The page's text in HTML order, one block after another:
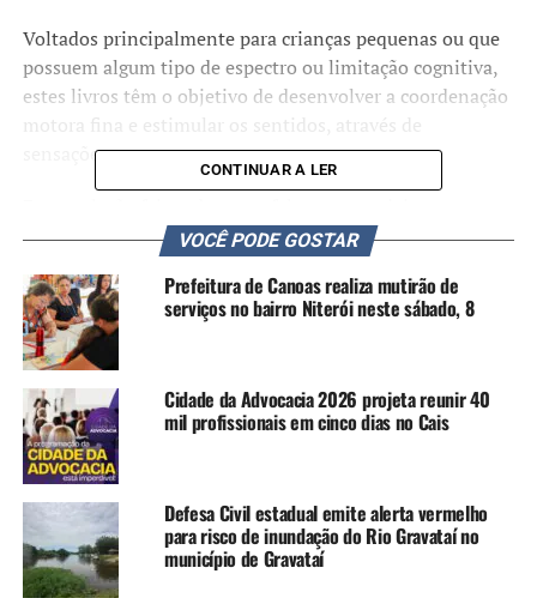
Voltados principalmente para crianças pequenas ou que
possuem algum tipo de espectro ou limitação cognitiva,
estes livros têm o objetivo de desenvolver a coordenação
motora fina e estimular os sentidos, através de
sensações.
emborrachados, que apresentam diferentes texturas,
proporcionando para criança, diversas sensações. Têm
ainda aqueles livros com peças ou objetos para encaixe,
pequenos fantoches e outras infinidades de
possibilidades.
Crescente no segmento
Há 12 anos trabalhando entre os livros, a expositora Nair
Alves Barbosa, da Livraria N Livros, vê uma crescente
neste segmento. Lembra que quando iniciou eram poucas
opções. “Hoje temos uma diversidade e, a tendência é só
aumentar.”
CONTINUAR A LER
VOCÊ PODE GOSTAR
Prefeitura de Canoas realiza mutirão de
serviços no bairro Niterói neste sábado, 8
Cidade da Advocacia 2026 projeta reunir 40
mil profissionais em cinco dias no Cais
Defesa Civil estadual emite alerta vermelho
para risco de inundação do Rio Gravataí no
município de Gravataí